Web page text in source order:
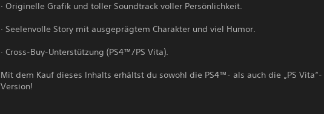
· Originelle Grafik und toller Soundtrack voller Persönlichkeit.
· Seelenvolle Story mit ausgeprägtem Charakter und viel Humor.
· Cross-Buy-Unterstützung (PS4™/PS Vita).
Mit dem Kauf dieses Inhalts erhältst du sowohl die PS4™- als auch die „PS Vita“-
Version!